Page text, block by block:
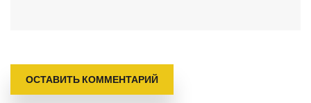
ОСТАВИТЬ КОММЕНТАРИЙ